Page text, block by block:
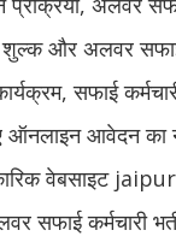
शुल्क और अलवर
सफाई
ऑनलाइन आवेदन का
वेबसाइट
सफाई कर्मचारी